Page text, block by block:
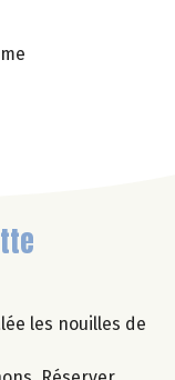
les nouilles de